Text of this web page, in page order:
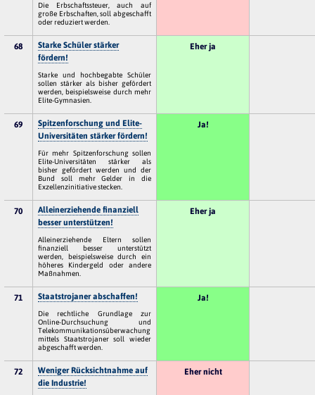
Die Erbschaftssteuer, auch auf
große Erbschaften, soll abgeschafft
oder reduziert werden.
68
Starke Schüler stärker
fördern!
Starke und hochbegabte Schüler
sollen stärker als bisher gefördert
werden, beispielsweise durch mehr
Elite-Gymnasien.
Eher ja
69
Spitzenforschung und Elite-
Universitäten stärker fördern!
Für mehr Spitzenforschung sollen
Elite-Universitäten stärker als
bisher gefördert werden und der
Bund soll mehr Gelder in die
Exzellenzinitiative stecken.
Ja!
70
Alleinerziehende finanziell
besser unterstützen!
Alleinerziehende Eltern sollen
finanziell besser unterstützt
werden, beispielsweise durch ein
höheres Kindergeld oder andere
Maßnahmen.
Eher ja
71 Staatstrojaner abschaffen!
Die rechtliche Grundlage zur
Online-Durchsuchung und
Telekommunikationsüberwachung
mittels Staatstrojaner soll wieder
abgeschafft werden.
Ja!
72
Weniger Rücksichtnahme auf
die Industrie!
Eher nicht